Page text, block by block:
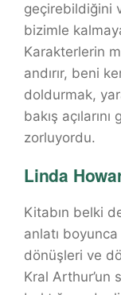
geçirebildiğini
bizimle
Karakterlerin
andırır, beni
doldurmak,
bakış
zorluyordu.
Linda
Kitabın belki
anlatı
dönüşleri ve
Kral Arthur’un